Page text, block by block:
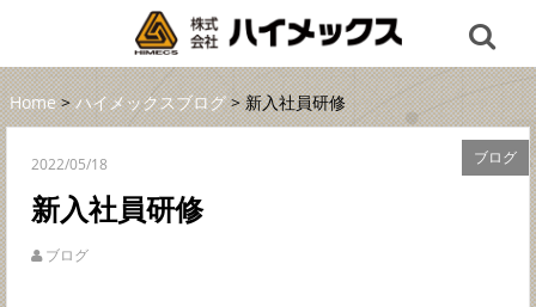
Home>ハイメックスブログ> 新入社員研修
ブログ
2022/05/18
新入社員研修
ブログ